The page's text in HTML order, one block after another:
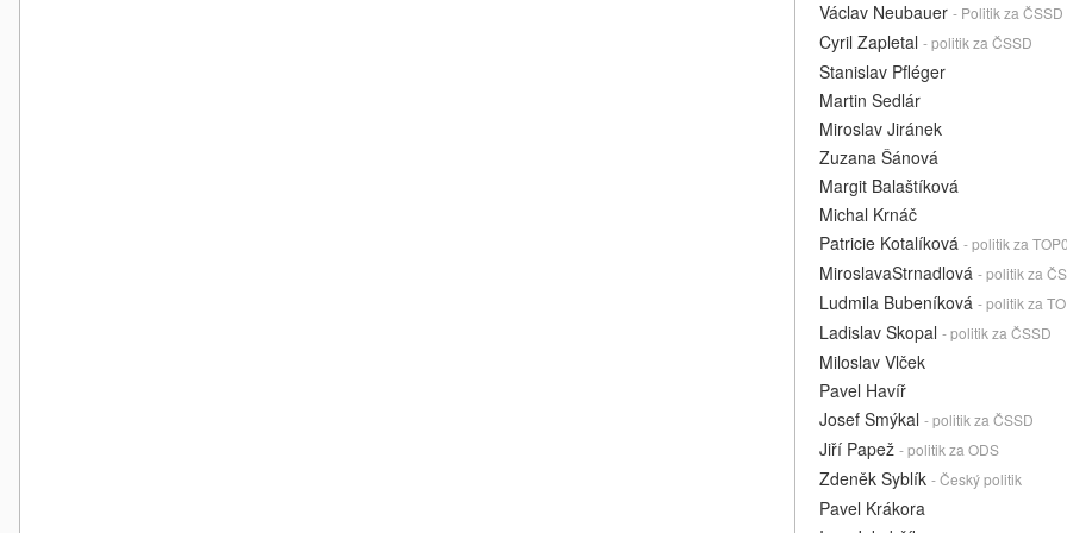
Václav Neubauer - Politik za ČSSD
Cyril Zapletal - politik za ČSSD
Stanislav Pfléger
Martin Sedlár
Miroslav Jiránek
Zuzana Šánová
Margit Balaštíková
Michal Krnáč
Patricie Kotalíková - politik za
MiroslavaStrnadlová - politik za
Ludmila Bubeníková - politik za
Ladislav Skopal - politik za ČSSD
Miloslav Vlček
Pavel Havíř
Josef Smýkal - politik za ČSSD
Jiří Papež - politik za ODS
Zdeněk Syblík - Český politik
Pavel Krákora